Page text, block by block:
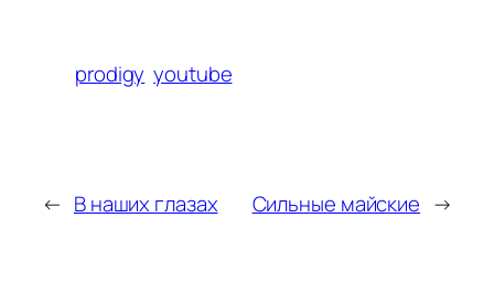
prodigy youtube
← В наших глазах Сильные майские →